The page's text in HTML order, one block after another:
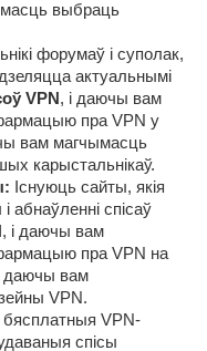
выбраць
форумаў і суполак,
актуальнымі
VPN, і даючы вам
пра VPN у
вам магчымасць
карыстальнікаў.
Існуюць сайты, якія
абнаўленні спісаў
, і даючы вам
пра VPN на
даючы вам
VPN.
VPN-
спісы